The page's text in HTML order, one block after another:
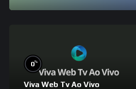
0%
Viva Web Tv Ao Vivo